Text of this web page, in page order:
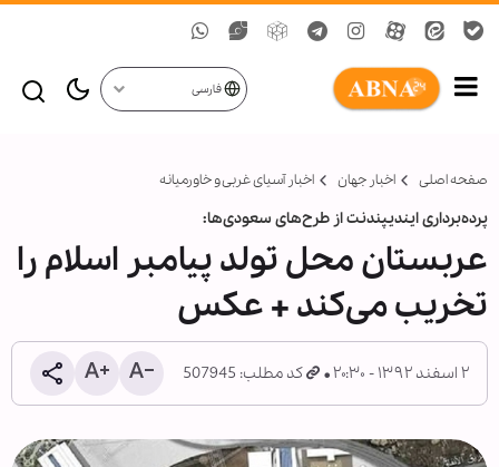
فارسی
صفحه اصلی اخبار جهان اخبار آسیای غربی و خاورمیانه
پرده‌برداری ایندیپندنت از طرح‌های سعودی‌ها:
عربستان محل تولد پیامبر اسلام را
تخریب می‌کند + عکس
۲ اسفند ۱۳۹۲ - ۲۰:۳۰ کد مطلب: 507945